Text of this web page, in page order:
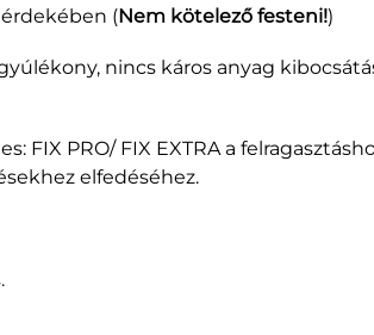
(Nem kötelező festeni!)
nincs káros anyag
PRO/ FIX EXTRA a
elfedéséhez.